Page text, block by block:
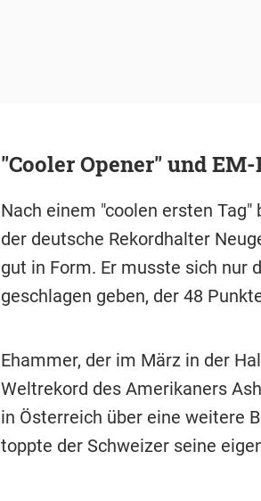
"Cooler Opener" und
Nach einem "coolen ersten
der deutsche Rekordhalter
gut in Form. Er musste sich nur
geschlagen geben, der 48
Ehammer, der im März in der
Weltrekord des Amerikaners
in Österreich über eine weitere
toppte der Schweizer seine